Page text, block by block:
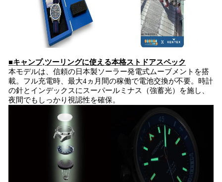
■キャンプ,ツーリングに使える本格ストドアスペック
本モデルは、信頼の日本製ソーラー発電式ムーブメントを搭
載。フル充電時、最大4ヵ月間の稼働で電池交換が不要。時計
の針とインデックスにスーパールミナス（強蓄光）を施し、
夜間でもしっかり視認性を確保。